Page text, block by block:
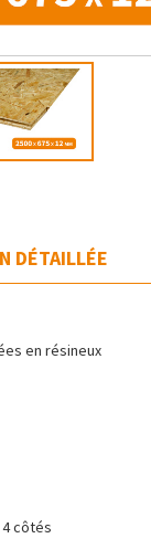
DÉTAILLÉE
en résineux
côtés